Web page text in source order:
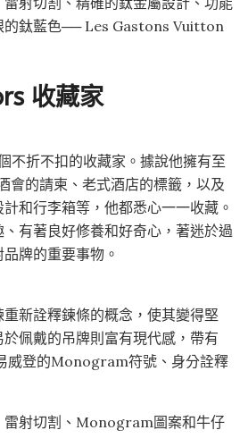
的鈦藍色── Les Gastons Vuitton
收藏家
不折不扣的收藏家。據說他擁有至
會的請柬、老式酒店的標籤，以及
和行李箱等，他都悉心一一收藏。
有著良好修養和好奇心，著迷於過
牌的重要事物。
新詮釋鍊條的概念，使其變得堅
佩戴的吊牌則富有現代感，帶有
威登的Monogram符號、身分詮釋
雷射切割、Monogram圖案和牛仔